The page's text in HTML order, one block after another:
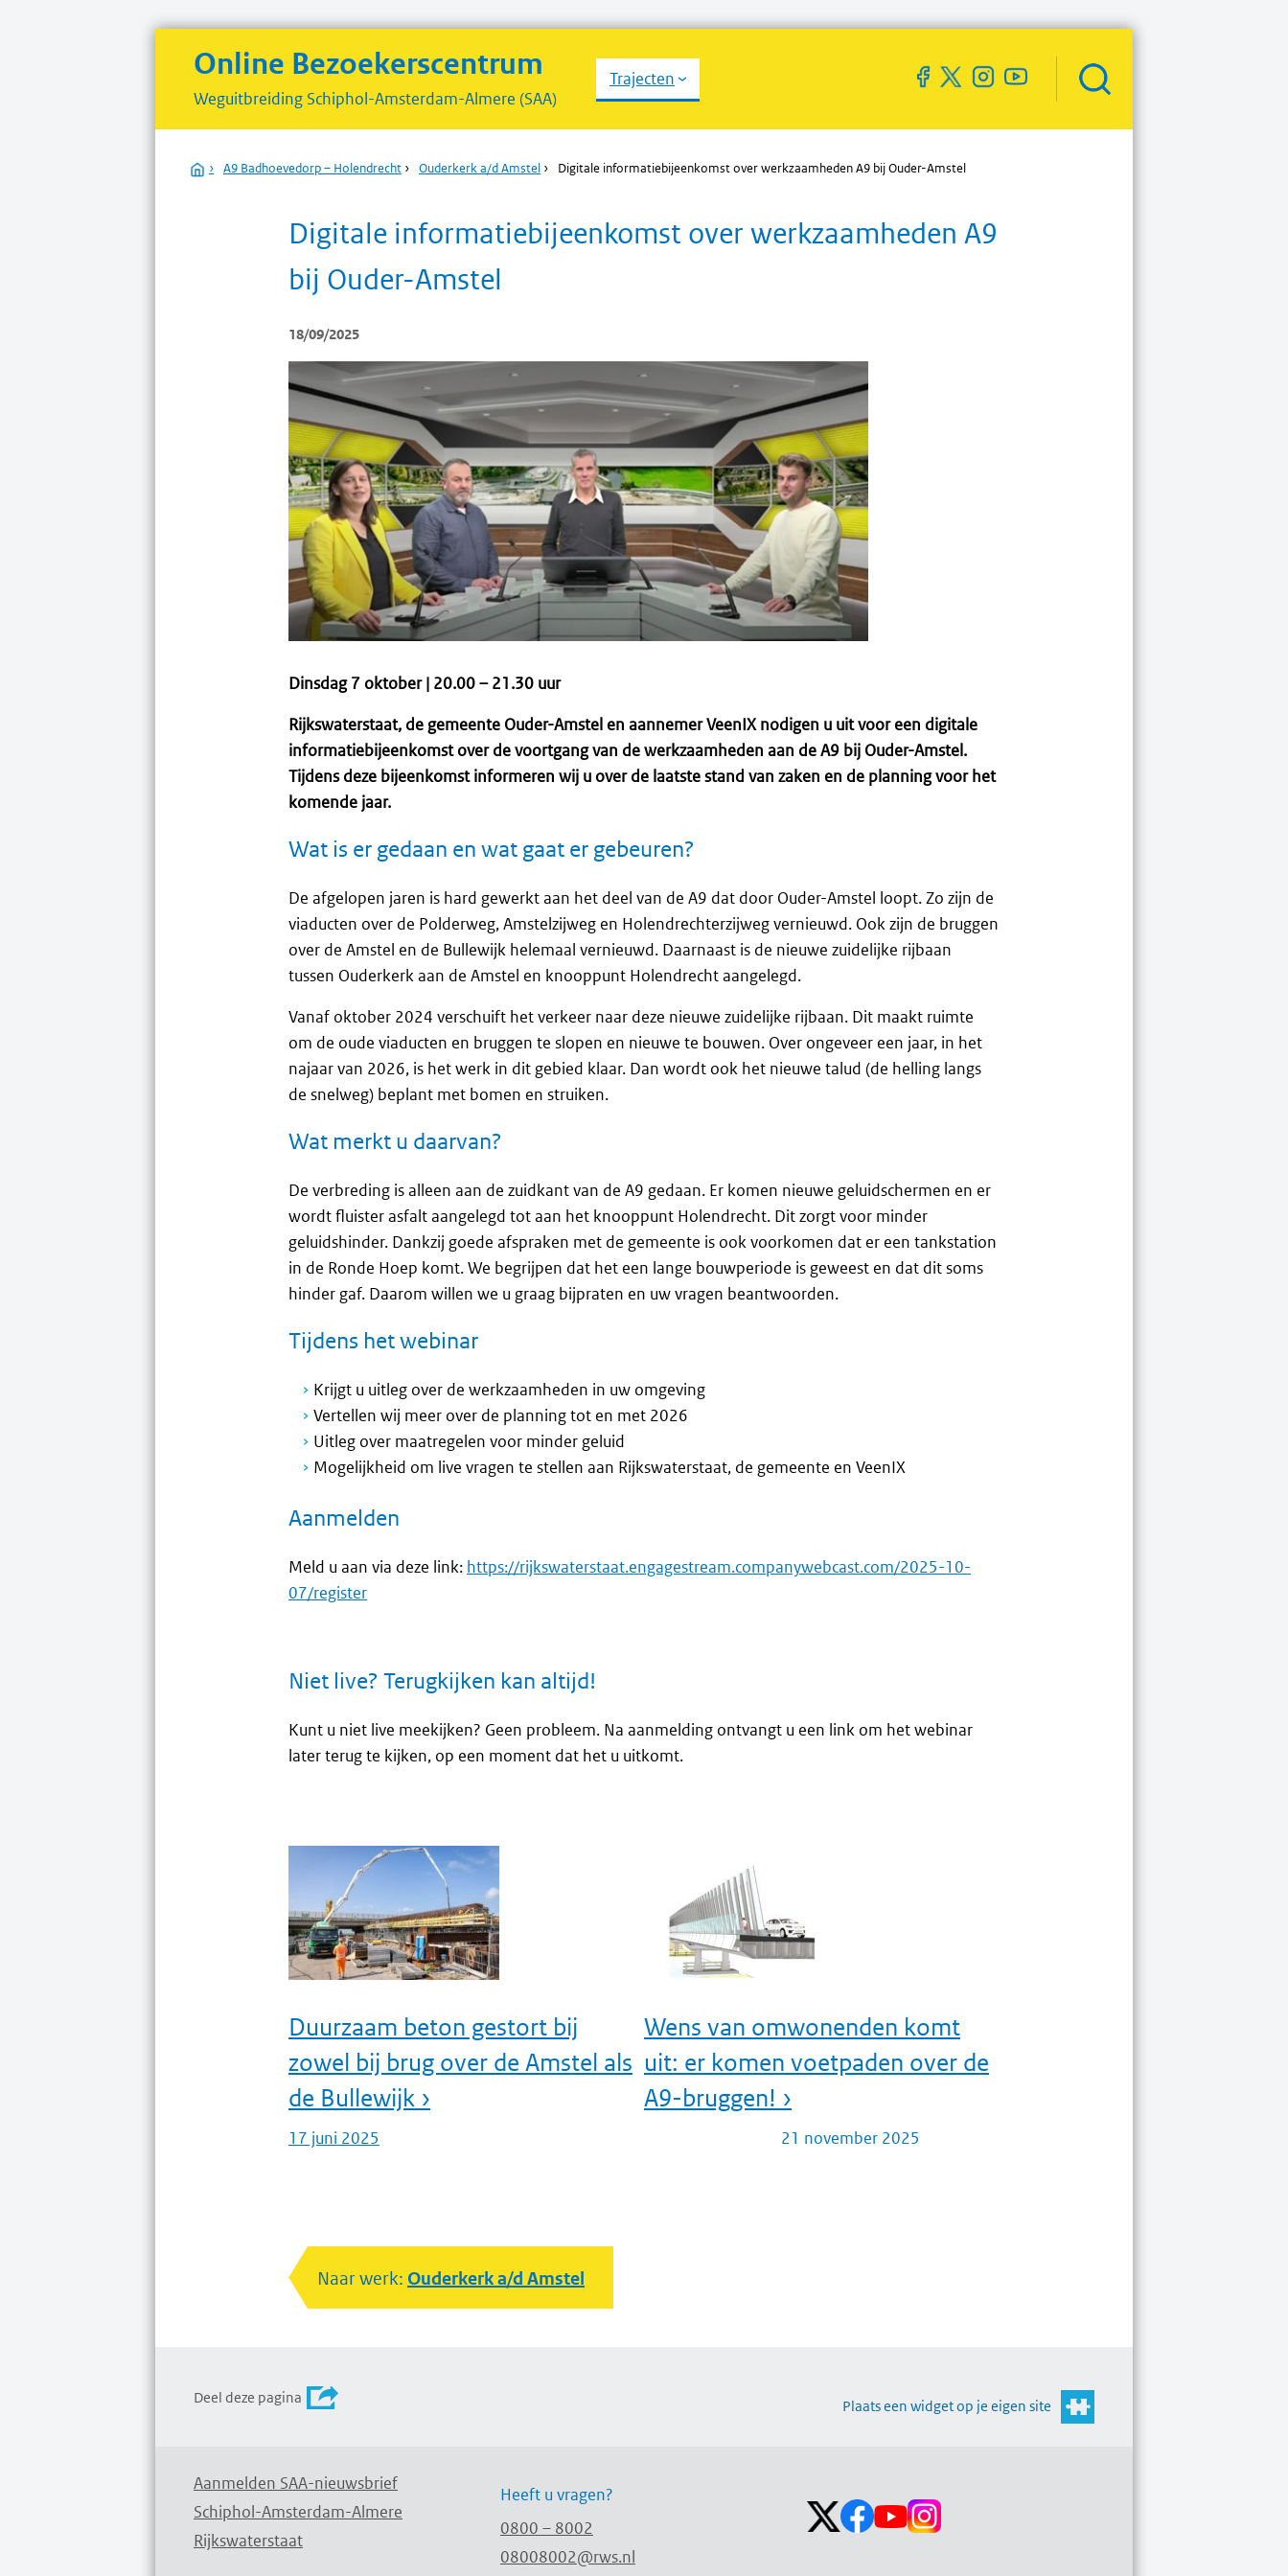
Online Bezoekerscentrum
Weguitbreiding Schiphol-Amsterdam-Almere (SAA)
Trajecten
Zoekveld
openen
Home
› A9 Badhoevedorp – Holendrecht › Ouderkerk a/d Amstel › Digitale informatiebijeenkomst over werkzaamheden A9 bij Ouder-Amstel
Digitale informatiebijeenkomst over werkzaamheden A9
bij Ouder-Amstel
18/09/2025
Dinsdag 7 oktober | 20.00 – 21.30 uur
Rijkswaterstaat, de gemeente Ouder-Amstel en aannemer VeenIX nodigen u uit voor een digitale
informatiebijeenkomst over de voortgang van de werkzaamheden aan de A9 bij Ouder-Amstel.
Tijdens deze bijeenkomst informeren wij u over de laatste stand van zaken en de planning voor het
komende jaar.
Wat is er gedaan en wat gaat er gebeuren?
De afgelopen jaren is hard gewerkt aan het deel van de A9 dat door Ouder-Amstel loopt. Zo zijn de
viaducten over de Polderweg, Amstelzijweg en Holendrechterzijweg vernieuwd. Ook zijn de bruggen
over de Amstel en de Bullewijk helemaal vernieuwd. Daarnaast is de nieuwe zuidelijke rijbaan
tussen Ouderkerk aan de Amstel en knooppunt Holendrecht aangelegd.
Vanaf oktober 2024 verschuift het verkeer naar deze nieuwe zuidelijke rijbaan. Dit maakt ruimte
om de oude viaducten en bruggen te slopen en nieuwe te bouwen. Over ongeveer een jaar, in het
najaar van 2026, is het werk in dit gebied klaar. Dan wordt ook het nieuwe talud (de helling langs
de snelweg) beplant met bomen en struiken.
Wat merkt u daarvan?
De verbreding is alleen aan de zuidkant van de A9 gedaan. Er komen nieuwe geluidschermen en er
wordt fluister asfalt aangelegd tot aan het knooppunt Holendrecht. Dit zorgt voor minder
geluidshinder. Dankzij goede afspraken met de gemeente is ook voorkomen dat er een tankstation
in de Ronde Hoep komt. We begrijpen dat het een lange bouwperiode is geweest en dat dit soms
hinder gaf. Daarom willen we u graag bijpraten en uw vragen beantwoorden.
Tijdens het webinar
Krijgt u uitleg over de werkzaamheden in uw omgeving
Vertellen wij meer over de planning tot en met 2026
Uitleg over maatregelen voor minder geluid
Mogelijkheid om live vragen te stellen aan Rijkswaterstaat, de gemeente en VeenIX
Aanmelden
Meld u aan via deze link: https://rijkswaterstaat.engagestream.companywebcast.com/2025-10-
07/register
Niet live? Terugkijken kan altijd!
Kunt u niet live meekijken? Geen probleem. Na aanmelding ontvangt u een link om het webinar
later terug te kijken, op een moment dat het u uitkomt.
Duurzaam beton gestort bij
zowel bij brug over de Amstel als
de Bullewijk ›
17 juni 2025
Wens van omwonenden komt
uit: er komen voetpaden over de
A9-bruggen! ›
21 november 2025
Naar werk: Ouderkerk a/d Amstel
Deel deze pagina Plaats een widget op je eigen site
Aanmelden SAA-nieuwsbrief
Schiphol-Amsterdam-Almere
Rijkswaterstaat
Heeft u vragen?
0800 – 8002
08008002@rws.nl